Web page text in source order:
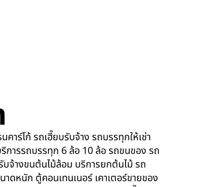
คาร์โก้ รถเฮี๊ยบรับจ้าง รถบรรทุกให้เช่า
การรถบรรทุก 6 ล้อ 10 ล้อ รถขนของ รถ
จ้างขนต้นไม้ล้อม บริการยกต้นไม้ รถ
หนัก ตู้คอนเทนเนอร์ เคาเตอร์ขายของ